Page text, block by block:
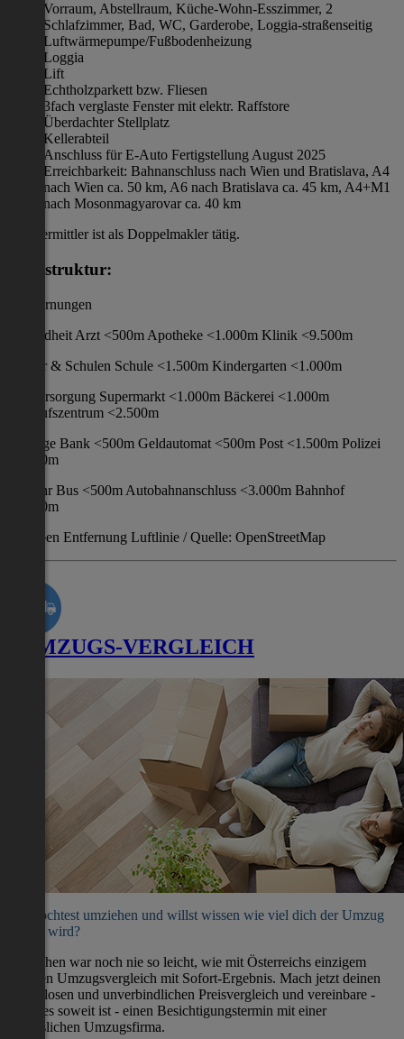
Vorraum, Abstellraum, Küche-Wohn-Esszimmer, 2
Schlafzimmer, Bad, WC, Garderobe, Loggia-straßenseitig
Luftwärmepumpe/Fußbodenheizung
Loggia
Lift
Echtholzparkett bzw. Fliesen
3fach verglaste Fenster mit elektr. Raffstore
Überdachter Stellplatz
Kellerabteil
Anschluss für E-Auto Fertigstellung August 2025
Erreichbarkeit: Bahnanschluss nach Wien und Bratislava, A4
nach Wien ca. 50 km, A6 nach Bratislava ca. 45 km, A4+M1
nach Mosonmagyarovar ca. 40 km
Der Vermittler ist als Doppelmakler tätig.
Infrastruktur:
/ Entfernungen
Gesundheit Arzt <500m Apotheke <1.000m Klinik <9.500m
Kinder & Schulen Schule <1.500m Kindergarten <1.000m
Nahversorgung Supermarkt <1.000m Bäckerei <1.000m
Einkaufszentrum <2.500m
Sonstige Bank <500m Geldautomat <500m Post <1.500m Polizei
<3.000m
Verkehr Bus <500m Autobahnanschluss <3.000m Bahnhof
<1.000m
Angaben Entfernung Luftlinie / Quelle: OpenStreetMap
UMZUGS-VERGLEICH
Du möchtest umziehen und willst wissen wie viel dich der Umzug
kosten wird?
Umziehen war noch nie so leicht, wie mit Österreichs einzigem
direkten Umzugsvergleich mit Sofort-Ergebnis. Mach jetzt deinen
kostenlosen und unverbindlichen Preisvergleich und vereinbare -
wenn es soweit ist - einen Besichtigungstermin mit einer
verlässlichen Umzugsfirma.